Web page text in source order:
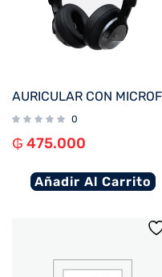
0
₲ 475.000
Añadir Al Carrito